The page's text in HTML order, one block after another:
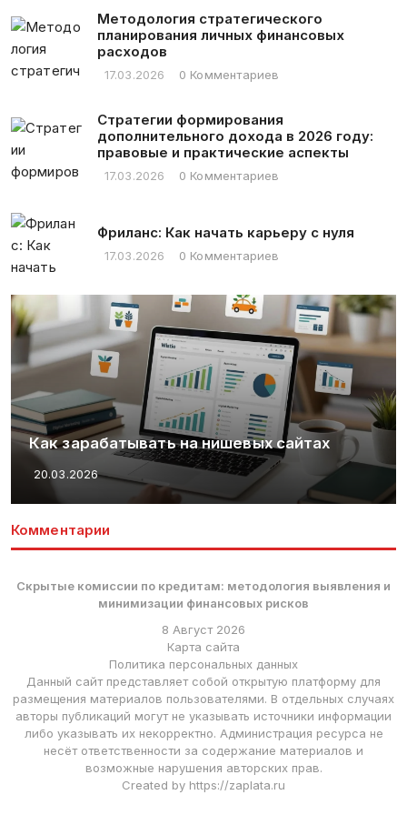
Методология стратегического
планирования личных финансовых
расходов
17.03.2026 0 Комментариев
Стратегии формирования
дополнительного дохода в 2026 году:
правовые и практические аспекты
17.03.2026 0 Комментариев
Фриланс: Как начать карьеру с нуля
17.03.2026 0 Комментариев
Как зарабатывать на нишевых сайтах
20.03.2026
Комментарии
Скрытые комиссии по кредитам: методология выявления и
минимизации финансовых рисков
8 Август 2026
Карта сайта
Политика персональных данных
Данный сайт представляет собой открытую платформу для
размещения материалов пользователями. В отдельных случаях
авторы публикаций могут не указывать источники информации
либо указывать их некорректно. Администрация ресурса не
несёт ответственности за содержание материалов и
возможные нарушения авторских прав.
Created by https://zaplata.ru